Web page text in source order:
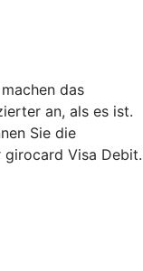
das
an, als es ist.
Sie die
Visa Debit.